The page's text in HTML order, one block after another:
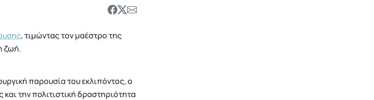
, τιμώντας τον μαέστρο της
ζωή.
παρουσία του εκλιπόντος, ο
την πολιτιστική δραστηριότητα